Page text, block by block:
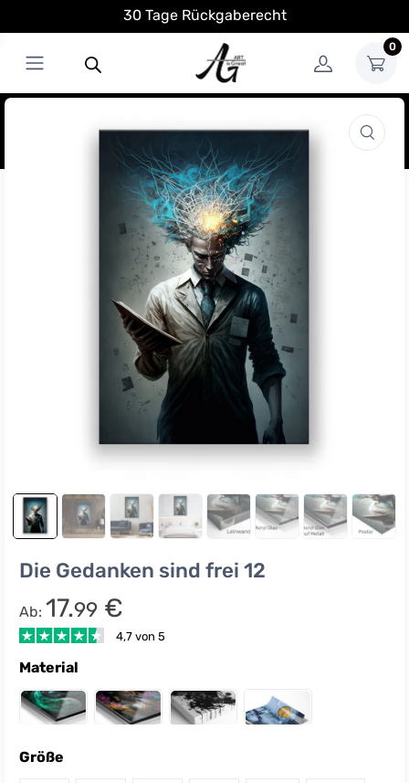
30 Tage Rückgaberecht
0
Die Gedanken sind frei 12
Ab: 17.99 €
4,7 von 5
Material
Größe